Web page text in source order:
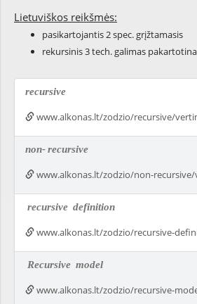
Lietuviškos reikšmės:
pasikartojantis 2 spec. grįžtamasis
rekursinis 3 tech. galimas
recursive
www.alkonas.lt/zodzio/recursive/
non-recursive
www.alkonas.lt/zodzio/non-
recursive definition
www.alkonas.lt/zodzio/recursive-
Recursive model
www.alkonas.lt/zodzio/recursive-